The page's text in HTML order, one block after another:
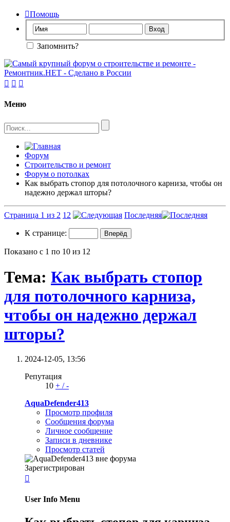
Помощь
Запомнить?
  
Меню
Форум
Строительство и ремонт
Форум о потолках
Как выбрать стопор для потолочного карниза, чтобы он
надежно держал шторы?
Страница 1 из 2 1 2 Последняя
К странице:
Показано с 1 по 10 из 12
Тема: Как выбрать стопор
для потолочного карниза,
чтобы он надежно держал
шторы?
2024-12-05, 13:56
Репутация
10 + /-
AquaDefender413
Просмотр профиля
Сообщения форума
Личное сообщение
Записи в дневнике
Просмотр статей
Зарегистрирован

User Info Menu